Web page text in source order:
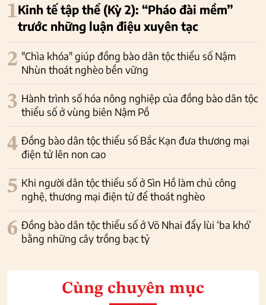
1Kinh tế tập thể (Kỳ 2): “Pháo đài mềm”
trước những luận điệu xuyên tạc
2 "Chìa khóa" giúp đồng bào dân tộc thiểu số Nậm
Nhùn thoát nghèo bền vững
3 Hành trình số hóa nông nghiệp của đồng bào dân tộc
thiểu số ở vùng biên Nậm Pồ
4 Đồng bào dân tộc thiểu số Bắc Kạn đưa thương mại
điện tử lên non cao
5 Khi người dân tộc thiểu số ở Sìn Hồ làm chủ công
nghệ, thương mại điện tử để thoát nghèo
6 Đồng bào dân tộc thiểu số ở Võ Nhai đẩy lùi ‘ba khó’
bằng những cây trồng bạc tỷ
Cùng chuyên mục